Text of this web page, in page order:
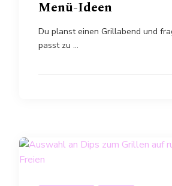
Menü-Ideen
Du planst einen Grillabend und
passt zu …